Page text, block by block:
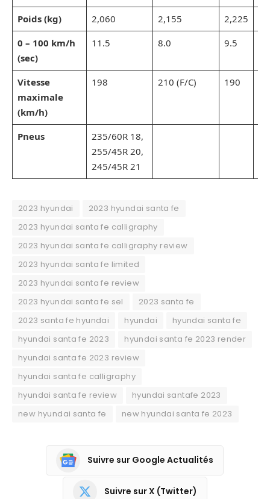
Poids (kg)
2,060 2,155 2,225
0 – 100 km/h
(sec)
11.5 8.0 9.5
Vitesse
maximale
(km/h)
198 210 (F/C) 190
Pneus
235/60R 18,
255/45R 20,
245/45R 21
2023 hyundai
2023 hyundai santa fe
2023 hyundai santa fe calligraphy
2023 hyundai santa fe calligraphy review
2023 hyundai santa fe limited
2023 hyundai santa fe review
2023 hyundai santa fe sel
2023 santa fe
2023 santa fe hyundai
hyundai
hyundai santa fe
hyundai santa fe 2023
hyundai santa fe 2023 render
hyundai santa fe 2023 review
hyundai santa fe calligraphy
hyundai santa fe review
hyundai santafe 2023
new hyundai santa fe
new hyundai santa fe 2023
Suivre sur Google Actualités
Suivre sur X (Twitter)